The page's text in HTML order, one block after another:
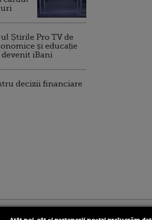
Știrile Pro TV de
și educație
iBani
decizii financiare